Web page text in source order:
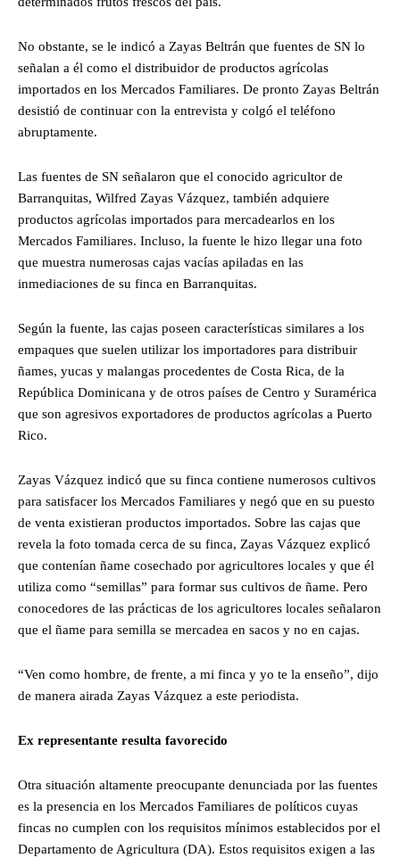
No obstante, se le indicó a Zayas Beltrán que fuentes de SN lo
señalan a él como el distribuidor de productos agrícolas
importados en los Mercados Familiares. De pronto Zayas Beltrán
desistió de continuar con la entrevista y colgó el teléfono
abruptamente.
Las fuentes de SN señalaron que el conocido agricultor de
Barranquitas, Wilfred Zayas Vázquez, también adquiere
productos agrícolas importados para mercadearlos en los
Mercados Familiares. Incluso, la fuente le hizo llegar una foto
que muestra numerosas cajas vacías apiladas en las
inmediaciones de su finca en Barranquitas.
Según la fuente, las cajas poseen características similares a los
empaques que suelen utilizar los importadores para distribuir
ñames, yucas y malangas procedentes de Costa Rica, de la
República Dominicana y de otros países de Centro y Suramérica
que son agresivos exportadores de productos agrícolas a Puerto
Rico.
Zayas Vázquez indicó que su finca contiene numerosos cultivos
para satisfacer los Mercados Familiares y negó que en su puesto
de venta existieran productos importados. Sobre las cajas que
revela la foto tomada cerca de su finca, Zayas Vázquez explicó
que contenían ñame cosechado por agricultores locales y que él
utiliza como “semillas” para formar sus cultivos de ñame. Pero
conocedores de las prácticas de los agricultores locales señalaron
que el ñame para semilla se mercadea en sacos y no en cajas.
“Ven como hombre, de frente, a mi finca y yo te la enseño”, dijo
de manera airada Zayas Vázquez a este periodista.
Ex representante resulta favorecido
Otra situación altamente preocupante denunciada por las fuentes
es la presencia en los Mercados Familiares de políticos cuyas
fincas no cumplen con los requisitos mínimos establecidos por el
Departamento de Agricultura (DA). Estos requisitos exigen a las